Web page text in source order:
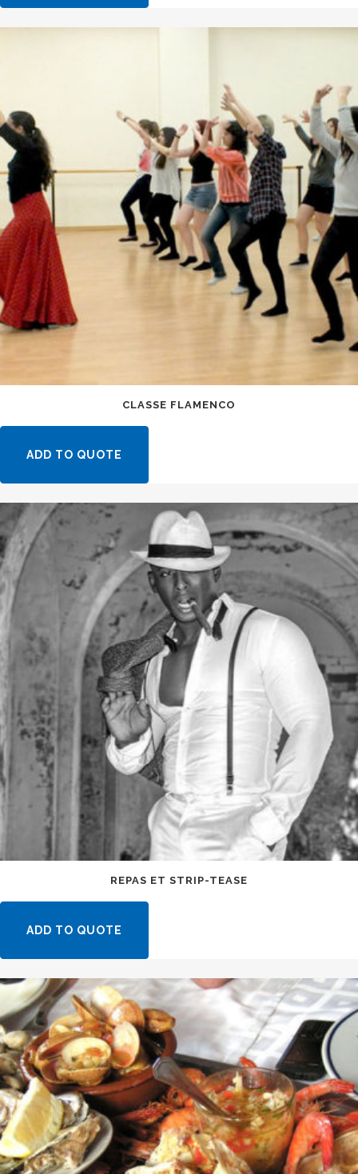
CLASSE FLAMENCO
ADD TO QUOTE
REPAS ET STRIP-TEASE
ADD TO QUOTE